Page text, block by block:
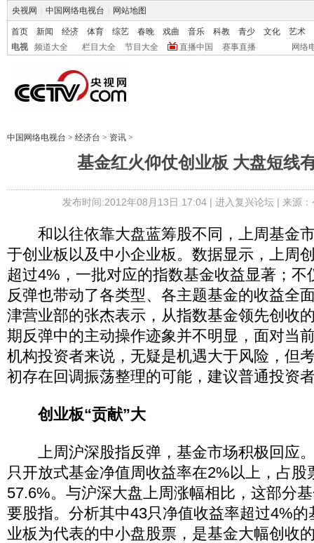
央视网 中国网络电视台 网站地图
首页 新闻 经济 体育 综艺 春晚 戏曲 音乐 科教 青少 文化
艺术
电视
频道大全 栏目大全 节目大全 直播中国 赛事直播 网络
中国网络电视台 > 经济台 > 资讯 >
基金红火仰仗创业板 大盘短线
发布时间:2012年08月13日 17:04 | 进入复兴论坛| 来源
和以往依靠大盘蓝筹股不同，上周基金
于创业板以及中小企业板。数据显示，上周
超过4%，一批对应的指数基金收益显著；不
反弹也带动了各类型、各主题基金的收益全
津营业部的张杰表示，从指数基金领先创收
期反弹中的主动操作迹象并不明显，面对当
机构投资者来说，无疑是机遇大于风险，但
初存在回调振荡整理的可能，建议普通投资
创业板“贡献”大
上周沪深股指反弹，基金市场积极回应
只开放式基金净值周收益率在2%以上，占股
57.6%。与沪深大盘上周涨幅相比，这部分
要股指。分析其中43只净值收益率超过4%
业板为代表的中小盘股票，是基金大幅创收